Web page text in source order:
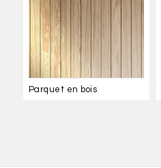
Parquet en bois